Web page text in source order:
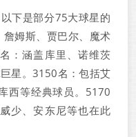
下是部分75大球星的
姆斯、贾巴尔、魔术
：涵盖库里、诺维茨
星。3150名：包括艾
西等经典球员。5170
少、安东尼等也在此